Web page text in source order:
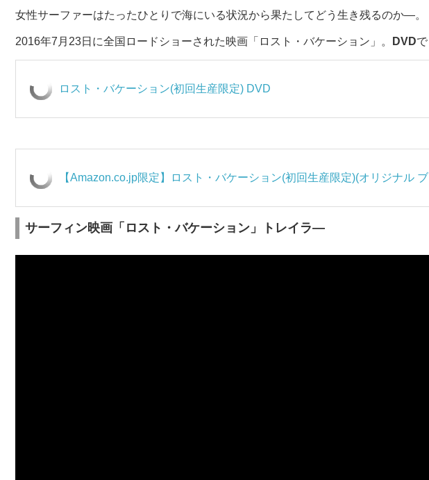
女性サーファーはたったひとりで海にいる状況から果たしてどう生き残るのか―。
2016年7月23日に全国ロードショーされた映画「ロスト・バケーション」。 DVD
ロスト・バケーション(初回生産限定) DVD
【Amazon.co.jp限定】ロスト・バケーション(初回生産限定)(オリジナル
サーフィン映画「ロスト・バケーション」トレイラ―